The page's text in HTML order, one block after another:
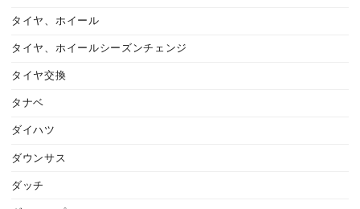
タイヤ、ホイール
タイヤ、ホイールシーズンチェンジ
タイヤ交換
タナベ
ダイハツ
ダウンサス
ダッチ